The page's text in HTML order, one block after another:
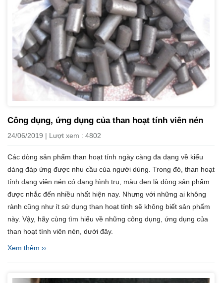
Công dụng, ứng dụng của than hoạt tính viên nén
24/06/2019 | Lượt xem : 4802
Các dòng sản phẩm than hoạt tính ngày càng đa dạng về kiểu
dáng đáp ứng được nhu cầu của người dùng. Trong đó, than hoạt
tính dạng viên nén có dạng hình trụ, màu đen là dòng sản phẩm
được nhắc đến nhiều nhất hiện nay. Nhưng với những ai không
rành cũng như ít sử dụng than hoạt tính sẽ không biết sản phẩm
này. Vậy, hãy cùng tìm hiểu về những công dụng, ứng dụng của
than hoạt tính viên nén, dưới đây.
Xem thêm ››